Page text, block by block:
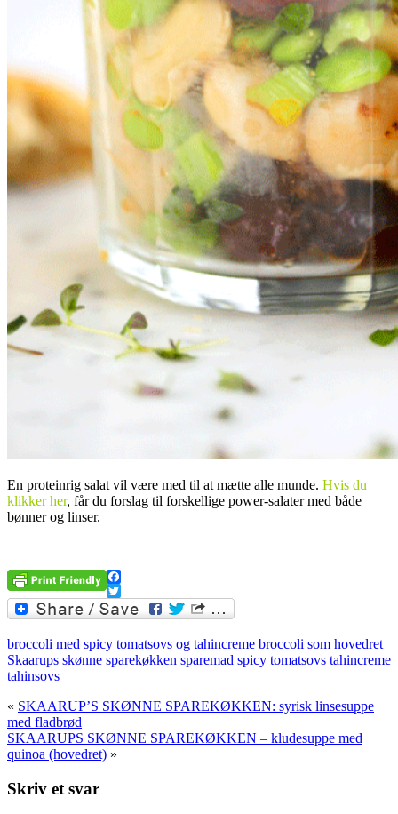
En proteinrig salat vil være med til at mætte alle munde. Hvis du
klikker her, får du forslag til forskellige power-salater med både
bønner og linser.
Facebook
Twitter
broccoli med spicy tomatsovs og tahincreme broccoli som hovedret
Skaarups skønne sparekøkken sparemad spicy tomatsovs tahincreme
tahinsovs
« SKAARUP’S SKØNNE SPAREKØKKEN: syrisk linsesuppe
med fladbrød
SKAARUPS SKØNNE SPAREKØKKEN – kludesuppe med
quinoa (hovedret) »
Skriv et svar